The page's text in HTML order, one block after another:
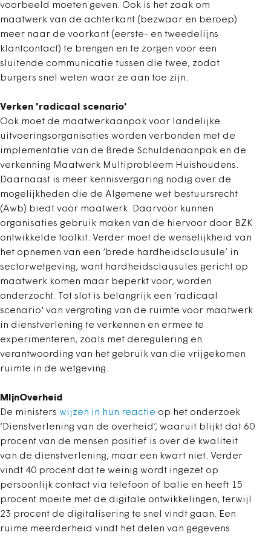
voorbeeld moeten geven. Ook is het zaak om
maatwerk van de achterkant (bezwaar en beroep)
meer naar de voorkant (eerste- en tweedelijns
klantcontact) te brengen en te zorgen voor een
sluitende communicatie tussen die twee, zodat
burgers snel weten waar ze aan toe zijn.
Verken 'radicaal scenario'
Ook moet de maatwerkaanpak voor landelijke
uitvoeringsorganisaties worden verbonden met de
implementatie van de Brede Schuldenaanpak en de
verkenning Maatwerk Multiprobleem Huishoudens.
Daarnaast is meer kennisvergaring nodig over de
mogelijkheden die de Algemene wet bestuursrecht
(Awb) biedt voor maatwerk. Daarvoor kunnen
organisaties gebruik maken van de hiervoor door BZK
ontwikkelde toolkit. Verder moet de wenselijkheid van
het opnemen van een ‘brede hardheidsclausule’ in
sectorwetgeving, want hardheidsclausules gericht op
maatwerk komen maar beperkt voor, worden
onderzocht. Tot slot is belangrijk een 'radicaal
scenario' van vergroting van de ruimte voor maatwerk
in dienstverlening te verkennen en ermee te
experimenteren, zoals met deregulering en
verantwoording van het gebruik van die vrijgekomen
ruimte in de wetgeving.
MIjnOverheid
De ministers wijzen in hun reactie op het onderzoek
‘Dienstverlening van de overheid’, waaruit blijkt dat 60
procent van de mensen positief is over de kwaliteit
van de dienstverlening, maar een kwart niet. Verder
vindt 40 procent dat te weinig wordt ingezet op
persoonlijk contact via telefoon of balie en heeft 15
procent moeite met de digitale ontwikkelingen, terwijl
23 procent de digitalisering te snel vindt gaan. Een
ruime meerderheid vindt het delen van gegevens